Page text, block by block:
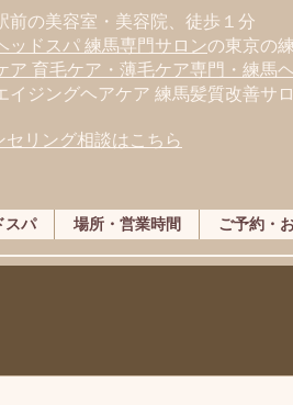
前の美容室・美容院、徒歩１分
ッドスパ 練馬専門サロンの東京の
ア 育毛ケア・薄毛ケア専門・練馬
イジングヘアケア 練馬髪質改善サ
リング相談はこちら
スパ 場所・営業時間 ご予約・